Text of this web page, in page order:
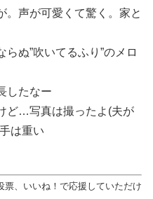
。声が可愛くて驚く。家と
ぬ”吹いてるふり”のメロ
したなー
ど…写真は撮ったよ(夫が
は重い
票、いいね！で応援していただけ